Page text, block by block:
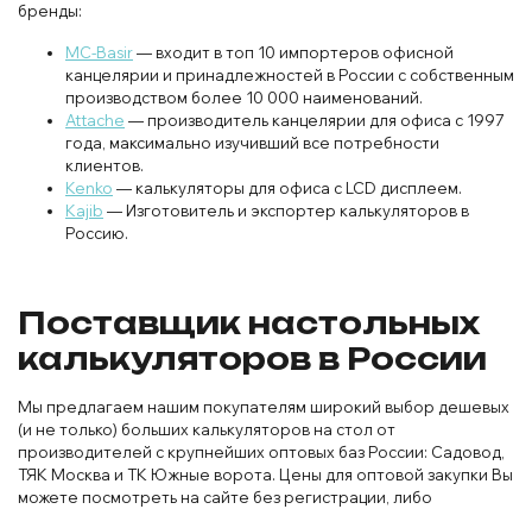
бренды:
MC-Basir— входит в топ 10 импортеров офисной
канцелярии и принадлежностей в России с собственным
производством более 10 000 наименований.
Attache — производитель канцелярии для офиса с 1997
года, максимально изучивший все потребности
клиентов.
Kenko — калькуляторы для офиса с LCD дисплеем.
Kajib — Изготовитель и экспортер калькуляторов в
Россию.
Поставщик настольных
калькуляторов в России
Мы предлагаем нашим покупателям широкий выбор дешевых
(и не только) больших калькуляторов на стол от
производителей с крупнейших оптовых баз России: Садовод,
ТЯК Москва и ТК Южные ворота. Цены для оптовой закупки Вы
можете посмотреть на сайте без регистрации, либо